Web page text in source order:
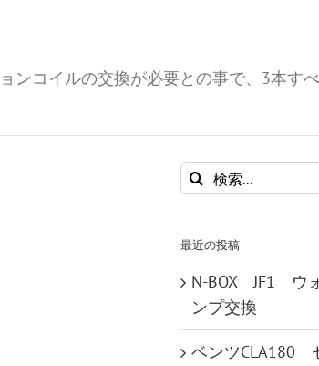
コイルの交換が必要との事で、3本すべ
検
索
最近の投稿
N-BOX JF1 ウ
ンプ交換
ベンツCLA180